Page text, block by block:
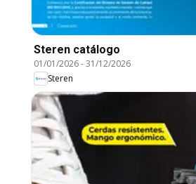
Steren catálogo
01/01/2026-31/12/2026
Steren